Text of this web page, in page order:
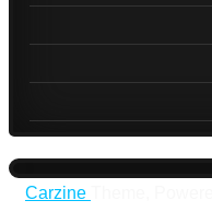
Carzine